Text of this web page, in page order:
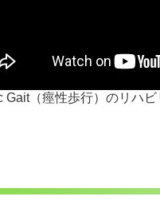
Gait（痙性歩行）のリハビ